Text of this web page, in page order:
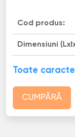
Cod produs:
Dimensiuni
Toate
CUMPĂRĂ